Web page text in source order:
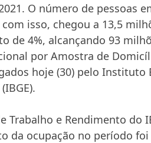
O número de pessoas
isso, chegou a 13,5
de 4%, alcançando 93
por Amostra de
hoje (30) pelo Instituto
Trabalho e Rendimento do
da ocupação no período foi